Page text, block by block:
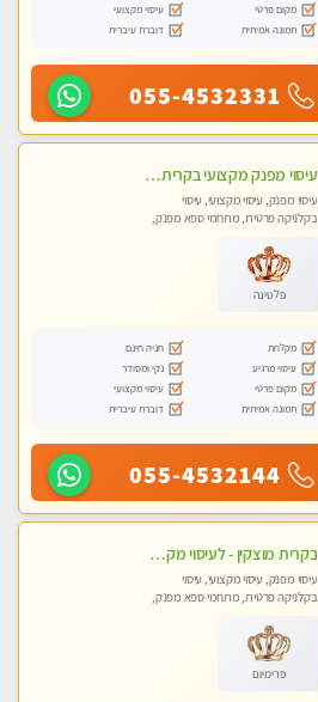
מקום פרטי
עיסוי מקצועי
תמונה אמיתית
דוברת עיברית
055-4532331
עיסוי מפנק מקצועי בקרית ביאליק - עיסוי עם אבנים חמות. טיפול מרגיע משוחרר באווירה נעימה נקיה ומסודרת
עיסוי מפנק, עיסוי מקצועי, עיסוי
בקלניקה פרטית, מתחמי ספא מפנק,
פלטינה
מקלחת
חניה חינם
עיסוי מרגיע
נקי ומסודר
מקום פרטי
עיסוי מקצועי
תמונה אמיתית
דוברת עיברית
055-4532144
בקרית מוצקין - לעיסוי מקצועי ואיכותי מומלץ מאוד!! מעסה פרטית בוא ותבין מזה עיסוי … ❤️ ללא מין !!
עיסוי מפנק, עיסוי מקצועי, עיסוי
בקלניקה פרטית, מתחמי ספא מפנק,
פרימיום